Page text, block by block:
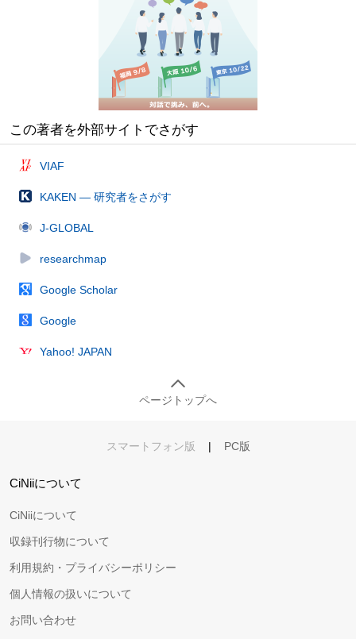
この著者を外部サイトでさがす
VIAF
KAKEN — 研究者をさがす
J-GLOBAL
researchmap
Google Scholar
Google
Yahoo! JAPAN
ページトップへ
スマートフォン版 | PC版
CiNiiについて
CiNiiについて
収録刊行物について
利用規約・プライバシーポリシー
個人情報の扱いについて
お問い合わせ